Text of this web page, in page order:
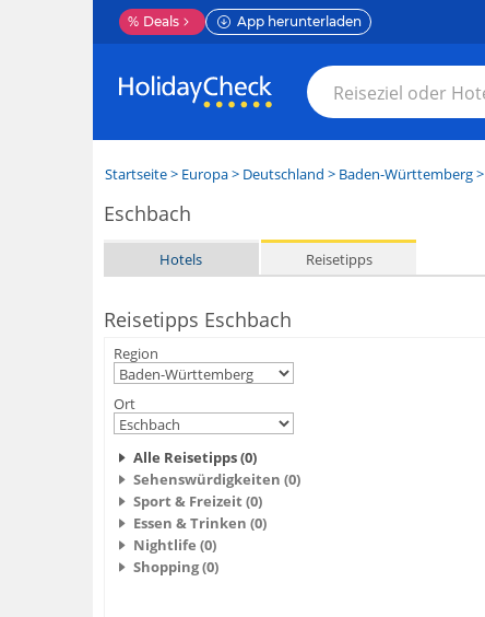
% Deals App herunterladen
Startseite> Europa> Deutschland > Baden-Württemberg>
Eschbach
Hotels Reisetipps
Reisetipps Eschbach
Region
Ort
Alle Reisetipps (0)
Sehenswürdigkeiten (0)
Sport & Freizeit (0)
Essen & Trinken (0)
Nightlife (0)
Shopping (0)